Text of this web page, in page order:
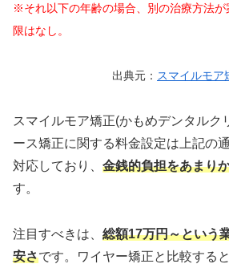
※それ以下の年齢の場合、別の治療方法が
限はなし。
出典元： スマイルモア
スマイルモア矯正(かもめデンタルク
ース矯正に関する料金設定は上記の
対応しており、 金銭的負担をあまり
す。
注目すべきは、 総額17万円～という
安さです。ワイヤー矯正と比較する